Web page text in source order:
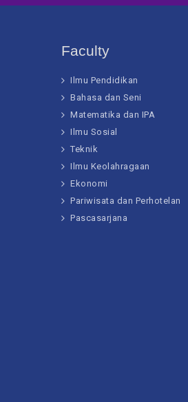
Faculty
Ilmu Pendidikan
Bahasa dan Seni
Matematika dan IPA
Ilmu Sosial
Teknik
Ilmu Keolahragaan
Ekonomi
Pariwisata dan Perhotelan
Pascasarjana